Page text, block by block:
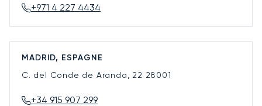
+971 4 227 4434
MADRID, ESPAGNE
C. del Conde de Aranda, 22 28001
+34 915 907 299